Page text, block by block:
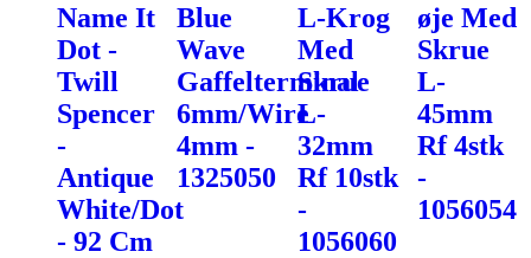
Name It
Dot -
Twill
Spencer
-
Antique
White/Dot
- 92 Cm
Blue
Wave
Gaffelterminal
6mm/Wire
4mm -
1325050
L-Krog
Med
Skrue
L-
32mm
Rf 10stk
-
1056060
øje Med
Skrue
L-
45mm
Rf 4stk
-
1056054